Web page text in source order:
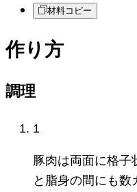
材料コピー
作り方
調理
1
豚肉は両面に格子
と脂身の間にも数